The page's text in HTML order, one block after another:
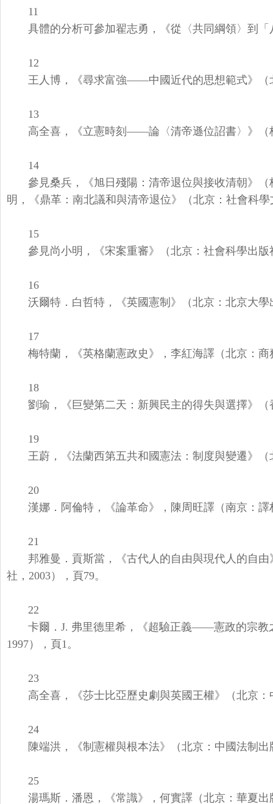
11
具體的分析可參加翟志勇，《從〈共同綱領〉到
12
王人博，《尋求富強——中國近代的思想範式》（
13
高全喜，《立憲時刻——論〈清帝遜位詔書〉》（
14
參見桑兵，《旭日殘陽：清帝退位與接收清朝》（
明，《鼎革： 南北議和與清帝退位》（北京：社會科學
15
參見尚小明，《宋案重審》（北京：社會科學出版
16
沃爾特．白哲特，《英國憲制》（北京：北京大學
17
梅特蘭，《英格蘭憲政史》，李紅海譯（北京：商
18
劉瑜，《巨變第二天：新興民主的得失與選擇》（
19
王蔚，《法蘭西第五共和國憲法：制度與變遷》（
20
漢娜．阿倫特，《論革命》，陳周旺譯（南京：譯
21
邦雅曼．貢斯當，《古代人的自由與現代人的自由
社，2003），頁79。
22
卡爾．J. 弗里德里希，《超驗正義——憲政的宗教
1997），頁1。
23
高全喜，《莎士比亞歷史劇與英國王權》（北京：
24
陳端洪，《制憲權與根本法》（北京：中國法制出
25
湯瑪斯．潘恩，《常識》，何實譯（北京：華夏出